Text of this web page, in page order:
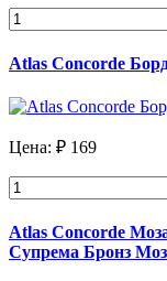
Atlas Concorde
Цена: ₽ 169
Atlas Concorde
Супрема Бронз